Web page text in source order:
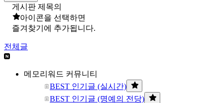
게시판 제목의
아이콘을 선택하면
즐겨찾기에 추가됩니다.
전체글
메모리워드 커뮤니티
BEST 인기글 (실시간)
BEST 인기글 (명예의 전당)